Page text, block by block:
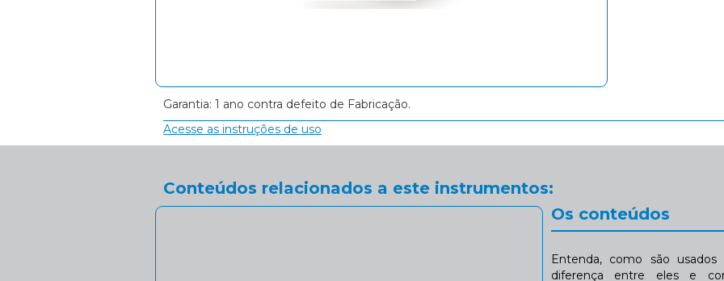
Garantia: 1 ano contra defeito de Fabricação.
Acesse as instruções de uso
Conteúdos relacionados a este instrumentos:
Os conteúdos
Entenda, como são
diferença entre eles e